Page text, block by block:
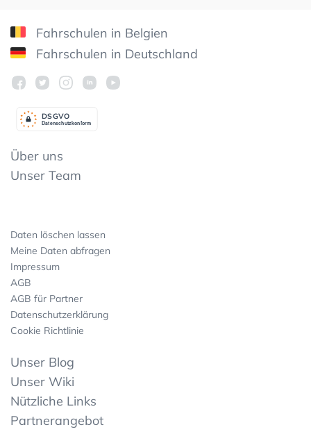
Fahrschulen in Belgien
Fahrschulen in Deutschland
Datenschutzkonform
DSGVO
Über uns
Unser Team
Daten löschen lassen
Meine Daten abfragen
Impressum
AGB
AGB für Partner
Datenschutzerklärung
Cookie Richtlinie
Unser Blog
Unser Wiki
Nützliche Links
Partnerangebot